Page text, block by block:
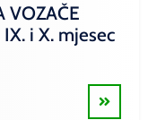
VOZAČE
i X. mjesec